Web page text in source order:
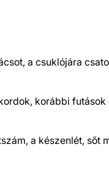
a csuklójára
korábbi
a készenlét, sőt